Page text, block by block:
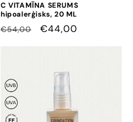
C VITAMĪNA SERUMS
hipoalerģisks, 20 ML
CENA
€54,00
CENA
€44,00